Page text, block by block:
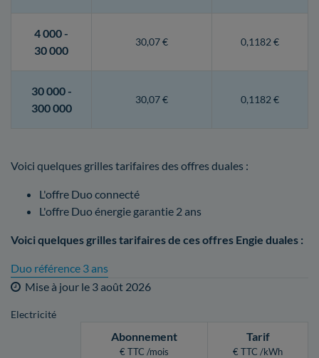
4 000 -
30 000
30,07 € 0,1182 €
30 000 -
300 000
30,07 € 0,1182 €
Voici quelques grilles tarifaires des offres duales :
L'offre Duo connecté
L'offre Duo énergie garantie 2 ans
Voici quelques grilles tarifaires de ces offres Engie duales :
Duo référence 3 ans
Mise à jour le 3 août 2026
Electricité
Abonnement
€ TTC /mois
Tarif
€ TTC /kWh